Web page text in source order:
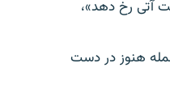
جنوب یا شمال اسرائیل که ممکن است «در ۲۴ تا ۴۸ ساعت آتی رخ دهد»،
هنوز در دست